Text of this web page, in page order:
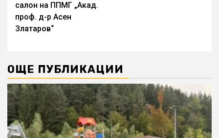
салон на ППМГ „Акад.
проф. д-р Асен
Златаров“
ОЩЕ ПУБЛИКАЦИИ